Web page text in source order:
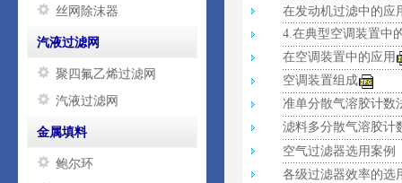
丝网除沫器
汽液过滤网
聚四氟乙烯过滤网
汽液过滤网
金属填料
鲍尔环
在发动机过滤中的应
4.在典型空调装置中
在空调装置中的应用
空调装置组成
准单分散气溶胶计数
滤料多分散气溶胶计
空气过滤器选用案例
各级过滤器效率的选